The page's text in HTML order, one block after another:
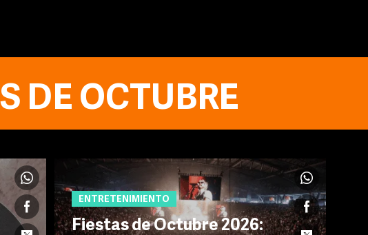
DE OCTUBRE
ENTRETENIMIENTO
Fiestas de Octubre 2026: